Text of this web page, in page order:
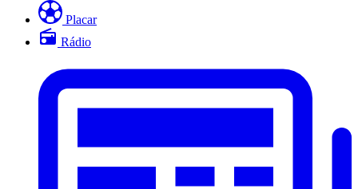
Placar
Rádio